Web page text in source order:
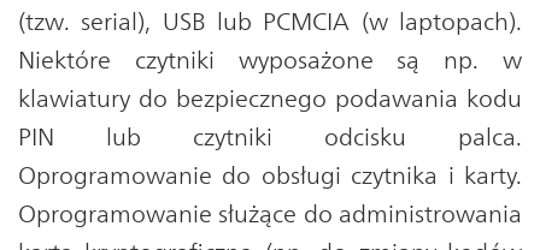
(tzw. serial), USB lub PCMCIA (w laptopach).
Niektóre czytniki wyposażone są np. w
klawiatury do bezpiecznego podawania kodu
PIN lub czytniki odcisku palca.
Oprogramowanie do obsługi czytnika i karty.
Oprogramowanie służące do administrowania